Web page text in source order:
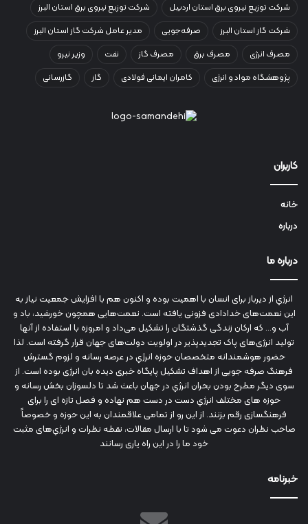
شرکت توزیع نیروی برق استان اردبیل
شرکت توزیع نیروی برق استان البرز
شرکت گاز استان البرز
صرفه‌جویی
مدیر عامل شرکت گاز استان البرز
مصرف انرژی
مصرف برق مصرف گاز نفت
وزیر نیرو
پژوهشگاه مواد و انرژی
کامران ایمانی فولادی گاز گازرسانی
کاربران
خانه
درباره
درباره ما
انرژي‌ از دیرباز برای انسان با اهمیت بوده و اکنون هم با افزایش جمعیت نیاز به
این نعمت‌های خدادادی فزونی یافته است. نعمت‌هایی همچون خورشید، باد و
آب و... که ارکان زندگی گذشتگان را تشکیل می‌داد و امروزه با استفاده از آنها
تولید انرژی‌های پاک تجدیدپذیر در اولویت دولت‌های جهان قرار گرفته است. لذا
حضور هوشمندانه متخصصان حوزه انرژي در عرصه رسانه و لزوم گسترش
فرهنگ صرفه جویی از اهداف تشکیل پایگاه خبری دیده بان انرژی بوده است. از
سوی دیگر مطرح بودن بحران انرژي در جهان باعث شد تا دلسوزان بخش رسانه و
حوزه های مختلف انرژي دست در دست هم نهاده و فصل تازه ای را برای
فرهنگسازی رقم بزنند. از این رو از تمامی علاقمندان به این حوزه و خصوصاً
صاحب نظران دعوت می شود تا با ارسال مقالات، نقطه نظرات و انرژي‌های مثبت
خود ما را در این راه یاری رسانند
خبرنامه